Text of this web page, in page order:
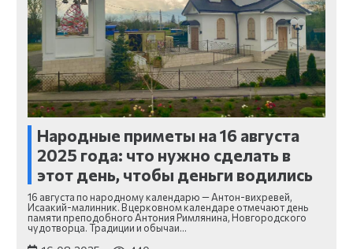
Народные приметы на 16 августа
2025 года: что нужно сделать в
этот день, чтобы деньги водились
16 августа по народному календарю — Антон-вихревей,
Исаакий-малинник. В церковном календаре отмечают день
памяти преподобного Антония Римлянина, Новгородского
чудотворца. Традиции и обычаи…